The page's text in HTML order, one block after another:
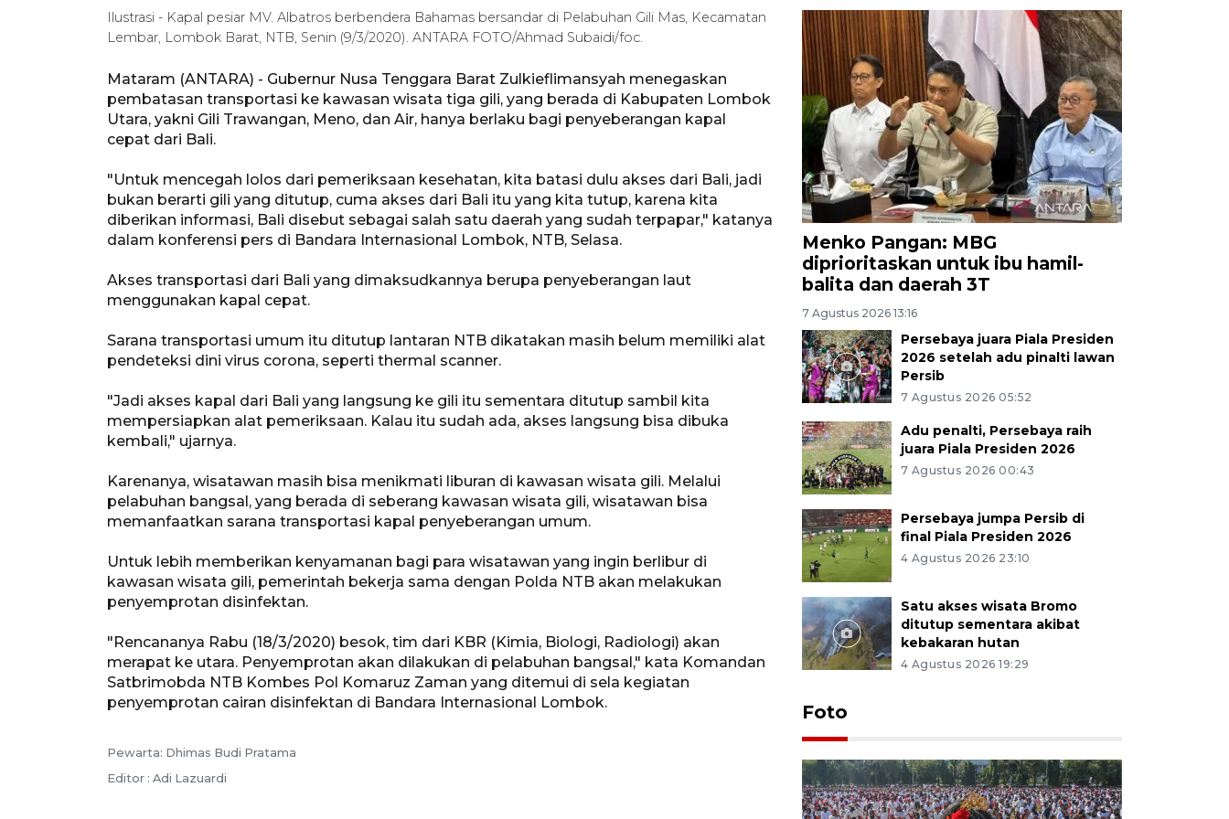
Ilustrasi - Kapal pesiar MV. Albatros berbendera Bahamas bersandar di Pelabuhan Gili Mas, Kecamatan
Lembar, Lombok Barat, NTB, Senin (9/3/2020). ANTARA FOTO/Ahmad Subaidi/foc.
Mataram (ANTARA) - Gubernur Nusa Tenggara Barat Zulkieflimansyah menegaskan
pembatasan transportasi ke kawasan wisata tiga gili, yang berada di Kabupaten Lombok
Utara, yakni Gili Trawangan, Meno, dan Air, hanya berlaku bagi penyeberangan kapal
cepat dari Bali.
"Untuk mencegah lolos dari pemeriksaan kesehatan, kita batasi dulu akses dari Bali, jadi
bukan berarti gili yang ditutup, cuma akses dari Bali itu yang kita tutup, karena kita
diberikan informasi, Bali disebut sebagai salah satu daerah yang sudah terpapar," katanya
dalam konferensi pers di Bandara Internasional Lombok, NTB, Selasa.
Akses transportasi dari Bali yang dimaksudkannya berupa penyeberangan laut
menggunakan kapal cepat.
Sarana transportasi umum itu ditutup lantaran NTB dikatakan masih belum memiliki alat
pendeteksi dini virus corona, seperti thermal scanner.
"Jadi akses kapal dari Bali yang langsung ke gili itu sementara ditutup sambil kita
mempersiapkan alat pemeriksaan. Kalau itu sudah ada, akses langsung bisa dibuka
kembali," ujarnya.
Karenanya, wisatawan masih bisa menikmati liburan di kawasan wisata gili. Melalui
pelabuhan bangsal, yang berada di seberang kawasan wisata gili, wisatawan bisa
memanfaatkan sarana transportasi kapal penyeberangan umum.
Untuk lebih memberikan kenyamanan bagi para wisatawan yang ingin berlibur di
kawasan wisata gili, pemerintah bekerja sama dengan Polda NTB akan melakukan
penyemprotan disinfektan.
"Rencananya Rabu (18/3/2020) besok, tim dari KBR (Kimia, Biologi, Radiologi) akan
merapat ke utara. Penyemprotan akan dilakukan di pelabuhan bangsal," kata Komandan
Satbrimobda NTB Kombes Pol Komaruz Zaman yang ditemui di sela kegiatan
penyemprotan cairan disinfektan di Bandara Internasional Lombok.
Pewarta: Dhimas Budi Pratama
Editor : Adi Lazuardi
Menko Pangan: MBG
diprioritaskan untuk ibu hamil-
balita dan daerah 3T
7 Agustus 2026 13:16
Persebaya juara Piala Presiden
2026 setelah adu pinalti lawan
Persib
7 Agustus 2026 05:52
Adu penalti, Persebaya raih
juara Piala Presiden 2026
7 Agustus 2026 00:43
Persebaya jumpa Persib di
final Piala Presiden 2026
4 Agustus 2026 23:10
Satu akses wisata Bromo
ditutup sementara akibat
kebakaran hutan
4 Agustus 2026 19:29
Foto